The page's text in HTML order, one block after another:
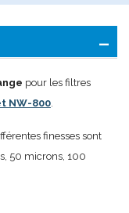
pour les filtres
NW-800.
finesses sont
50 microns, 100